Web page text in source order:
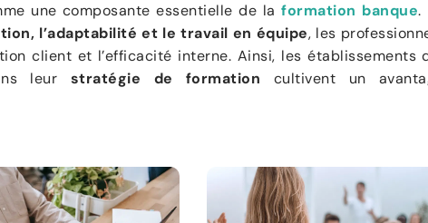
une composante essentielle de laformation banque.
l’adaptabilité et le travail en équipe, les
client et l’efficacité interne. Ainsi, les établissements
leur stratégie de formation cultivent un